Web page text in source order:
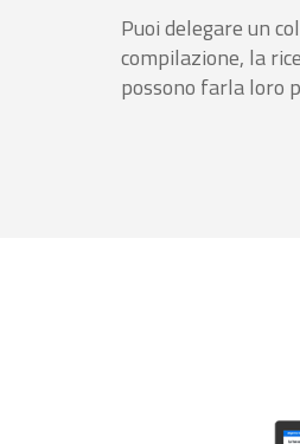
Puoi delegare un
compilazione, la
possono farla loro